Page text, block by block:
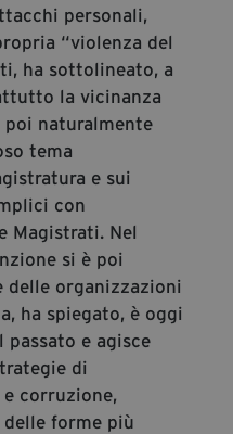
personali,
“violenza del
ha sottolineato, a
la vicinanza
naturalmente
tema
e sui
con
Magistrati. Nel
si è poi
delle organizzazioni
ha spiegato, è oggi
e agisce
di
corruzione,
delle forme più